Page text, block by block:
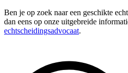
Ben je op zoek naar een geschikte
dan eens op onze uitgebreide
echtscheidingsadvocaat.